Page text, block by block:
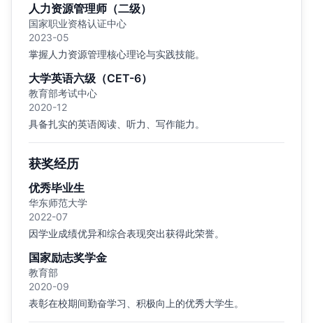
人力资源管理师（二级）
国家职业资格认证中心
2023-05
掌握人力资源管理核心理论与实践技能。
大学英语六级（CET-6）
教育部考试中心
2020-12
具备扎实的英语阅读、听力、写作能力。
获奖经历
优秀毕业生
华东师范大学
2022-07
因学业成绩优异和综合表现突出获得此荣誉。
国家励志奖学金
教育部
2020-09
表彰在校期间勤奋学习、积极向上的优秀大学生。